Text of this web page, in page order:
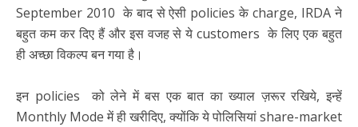
September 2010 के बाद से ऐसी policies के charge, IRDA ने
बहुत कम कर दिए हैं और इस वजह से ये customers के लिए एक बहुत
ही अच्छा विकल्प बन गया है।
इन policies को लेने में बस एक बात का ख्याल ज़रूर रखिये, इन्हें
Monthly Mode में ही खरीदिए, क्योंकि ये पोलिसियां share-market